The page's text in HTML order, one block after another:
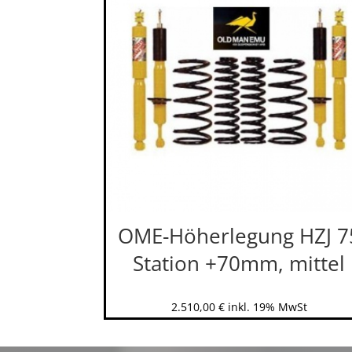
OME-Höherlegung HZJ
Station +70mm, mittel
2.510,00 € inkl. 19% MwSt